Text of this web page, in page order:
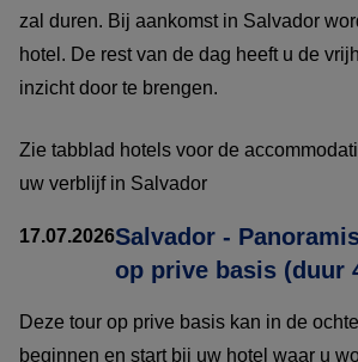
zal duren. Bij aankomst in Salvador
hotel. De rest van de dag heeft u de
inzicht door te brengen.
Zie tabblad hotels voor de
uw verblijf in Salvador
17.07.2026Salvador -
op prive basis (duur
Deze tour op prive basis kan in de
beginnen en start bij uw hotel waar u